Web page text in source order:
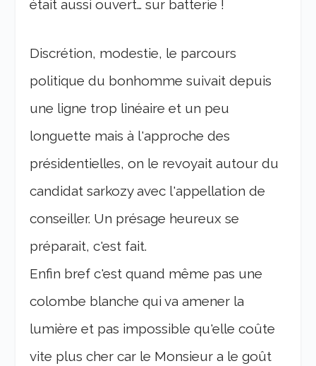
était aussi ouvert… sur batterie !
Discrétion, modestie, le parcours
politique du bonhomme suivait depuis
une ligne trop linéaire et un peu
longuette mais à l'approche des
présidentielles, on le revoyait autour du
candidat sarkozy avec l'appellation de
conseiller. Un présage heureux se
préparait, c'est fait.
Enfin bref c'est quand même pas une
colombe blanche qui va amener la
lumière et pas impossible qu'elle coûte
vite plus cher car le Monsieur a le goût